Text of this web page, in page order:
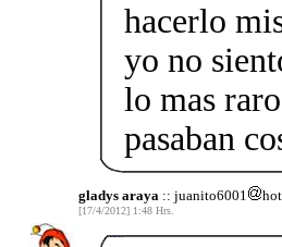
hacerlo
yo no
lo mas
pasaban
gladys araya :: juanito6001
[17/4/2012] 1:48 Hrs.